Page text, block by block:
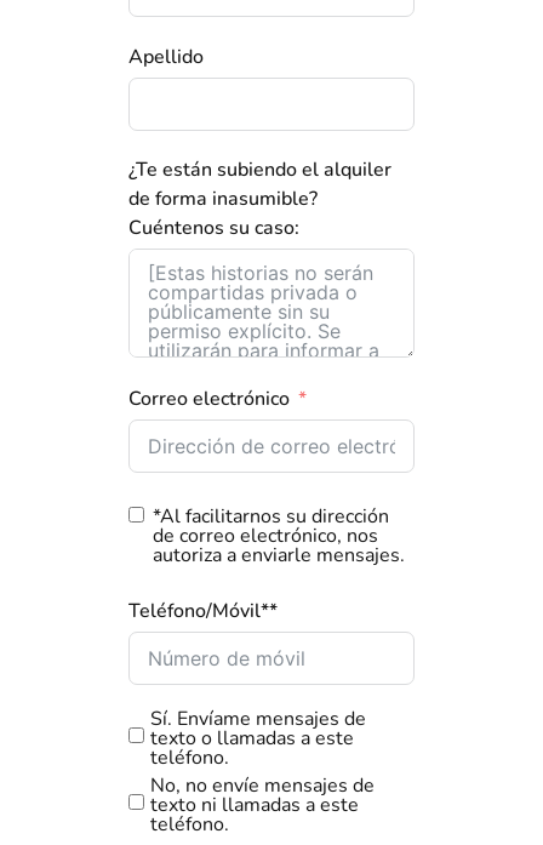
Apellido
¿Te están subiendo el alquiler
de forma inasumible?
Cuéntenos su caso:
Correo electrónico
*Al facilitarnos su dirección
de correo electrónico, nos
autoriza a enviarle mensajes.
Teléfono/Móvil**
Sí. Envíame mensajes de
texto o llamadas a este
teléfono.
No, no envíe mensajes de
texto ni llamadas a este
teléfono.